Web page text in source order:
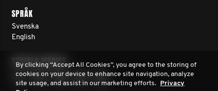
SPRÅK
Svenska
English
SOCIALA MEDIER
By clicking “Accept All Cookies”, you agree to the storing of
cookies on your device to enhance site navigation, analyze
site usage, and assist in our marketing efforts. Privacy